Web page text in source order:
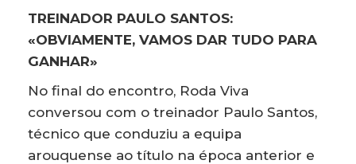
TREINADOR PAULO SANTOS:
«OBVIAMENTE, VAMOS DAR TUDO PARA
GANHAR»
No final do encontro, Roda Viva
conversou com o treinador Paulo Santos,
técnico que conduziu a equipa
arouquense ao título na época anterior e